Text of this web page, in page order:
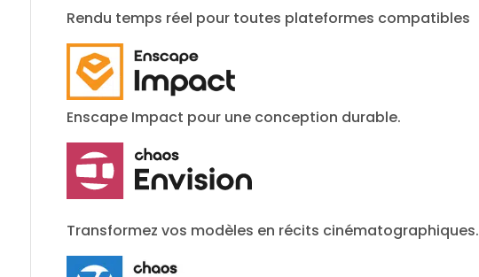
Rendu temps réel pour toutes plateformes compatibles
Enscape Impact pour une conception durable.
Transformez vos modèles en récits cinématographiques.